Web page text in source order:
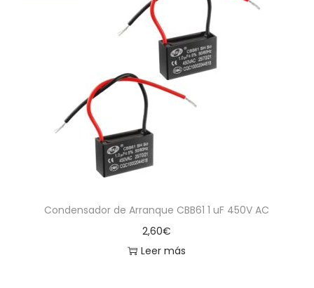
Condensador de Arranque CBB61 1 uF 450V AC
2,60€
Leer más